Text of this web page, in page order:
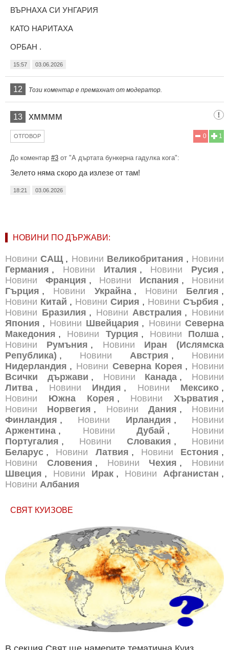
ВЪРНАХА СИ УНГАРИЯ
КАТО НАРИТАХА
ОРБАН .
15:57 03.06.2026
12 Този коментар е премахнат от модератор.
13 хмммм
1
0
ОТГОВОР
До коментар #3 от "А дъртата бункерна гадулка кога":
Зелето няма скоро да излезе от там!
18:21 03.06.2026
НОВИНИ ПО ДЪРЖАВИ:
Новини САЩ , Новини Великобритания , Новини
Германия , Новини Италия , Новини Русия ,
Новини
Франция , Новини Испания , Новини
Гърция , Новини Украйна , Новини Белгия ,
Новини Китай , Новини Сирия , Новини Сърбия ,
Новини Бразилия , Новини Австралия , Новини
Япония , Новини Швейцария , Новини Северна
Македония , Новини Турция , Новини Полша ,
Новини
Румъния , Новини
Иран (Ислямска
Република) , Новини Австрия , Новини
Нидерландия , Новини Северна Корея , Новини
Всички държави , Новини Канада , Новини
Литва , Новини Индия , Новини Мексико ,
Новини
Южна Корея , Новини Хърватия ,
Новини
Норвегия , Новини Дания , Новини
Финландия , Новини Ирландия , Новини
Аржентина , Новини Дубай , Новини
Португалия , Новини Словакия , Новини
Беларус , Новини Латвия , Новини Естония ,
Новини
Словения , Новини Чехия , Новини
Швеция , Новини Ирак , Новини Афганистан ,
Новини Албания
СВЯТ КУИЗОВЕ